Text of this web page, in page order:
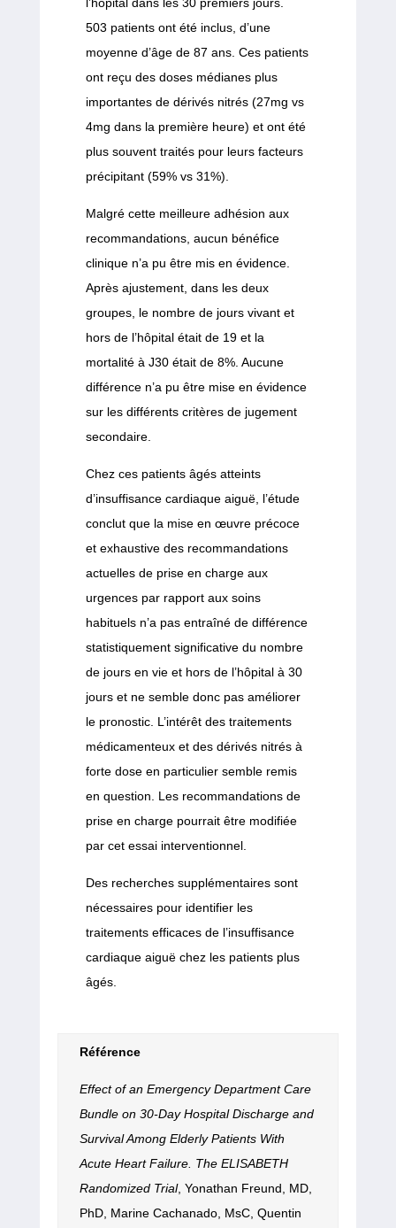
503 patients ont été inclus, d’une
moyenne d’âge de 87 ans. Ces patients
ont reçu des doses médianes plus
importantes de dérivés nitrés (27mg vs
4mg dans la première heure) et ont été
plus souvent traités pour leurs facteurs
précipitant (59% vs 31%).
Malgré cette meilleure adhésion aux
recommandations, aucun bénéfice
clinique n’a pu être mis en évidence.
Après ajustement, dans les deux
groupes, le nombre de jours vivant et
hors de l’hôpital était de 19 et la
mortalité à J30 était de 8%. Aucune
différence n’a pu être mise en évidence
sur les différents critères de jugement
secondaire.
Chez ces patients âgés atteints
d’insuffisance cardiaque aiguë, l’étude
conclut que la mise en œuvre précoce
et exhaustive des recommandations
actuelles de prise en charge aux
urgences par rapport aux soins
habituels n’a pas entraîné de différence
statistiquement significative du nombre
de jours en vie et hors de l’hôpital à 30
jours et ne semble donc pas améliorer
le pronostic. L’intérêt des traitements
médicamenteux et des dérivés nitrés à
forte dose en particulier semble remis
en question. Les recommandations de
prise en charge pourrait être modifiée
par cet essai interventionnel.
Des recherches supplémentaires sont
nécessaires pour identifier les
traitements efficaces de l’insuffisance
cardiaque aiguë chez les patients plus
âgés.
Référence
Effect of an Emergency Department Care
Bundle on 30-Day Hospital Discharge and
Survival Among Elderly Patients With
Acute Heart Failure. The ELISABETH
Randomized Trial, Yonathan Freund, MD,
PhD, Marine Cachanado, MsC, Quentin